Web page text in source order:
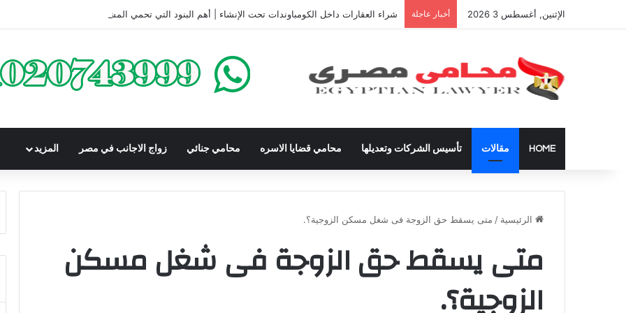
الإثنين, أغسطس 3 2026 أخبار عاجلة شراء العقارات داخل الكومباوندات تحت الإنشاء | أهم البنود التي تحمي المشتري في القانون المصري
HOME مقالات تأسيس الشركات وتعديلها محامي قضايا الاسره محامي جنائي زواج الاجانب في مصر المزيد
الرئيسية / متى يسقط حق الزوجة فى شغل مسكن الزوجية؟.
متى يسقط حق الزوجة فى شغل مسكن
الزوجية؟.